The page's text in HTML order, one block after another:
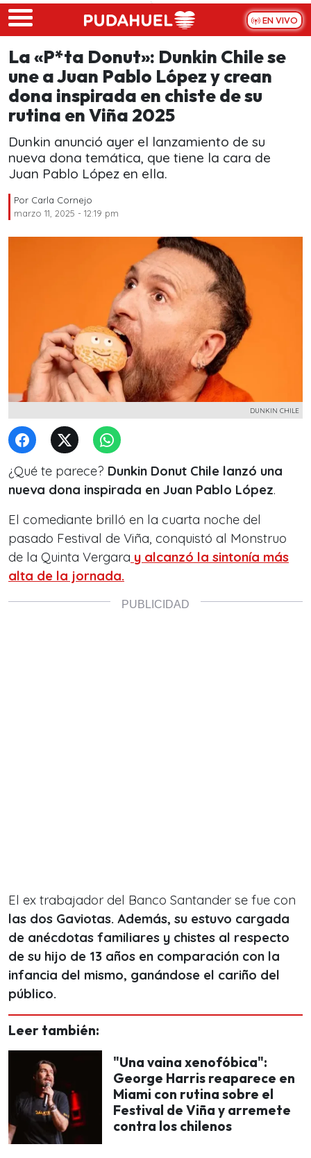
Skip to main content
EN VIVO
La «P*ta Donut»: Dunkin Chile se
une a Juan Pablo López y crean
dona inspirada en chiste de su
rutina en Viña 2025
Dunkin anunció ayer el lanzamiento de su
nueva dona temática, que tiene la cara de
Juan Pablo López en ella.
Por Carla Cornejo
marzo 11, 2025 - 12:19 pm
DUNKIN CHILE
¿Qué te parece? Dunkin Donut Chile lanzó una
nueva dona inspirada en Juan Pablo López.
El comediante brilló en la cuarta noche del
pasado Festival de Viña, conquistó al Monstruo
de la Quinta Vergara y alcanzó la sintonía más
alta de la jornada.
El ex trabajador del Banco Santander se fue con
las dos Gaviotas. Además, su estuvo cargada
de anécdotas familiares y chistes al respecto
de su hijo de 13 años en comparación con la
infancia del mismo, ganándose el cariño del
público.
Leer también:
"Una vaina xenofóbica":
George Harris reaparece en
Miami con rutina sobre el
Festival de Viña y arremete
contra los chilenos